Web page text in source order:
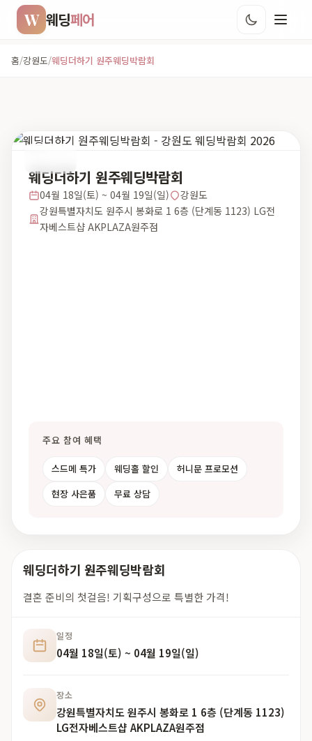
W 웨딩페어
홈/강원도/웨딩더하기 원주웨딩박람회
웨딩더하기 원주웨딩박람회
04월 18일(토) ~ 04월 19일(일)
강원도
강원특별자치도 원주시 봉화로 1 6층 (단계동 1123) LG전
자베스트샵 AKPLAZA원주점
주요 참여 혜택
스드메 특가 웨딩홀 할인
허니문 프로모션
현장 사은품
무료 상담
웨딩더하기 원주웨딩박람회
결혼 준비의 첫걸음! 기획구성으로 특별한 가격!
일정
04월 18일(토) ~ 04월 19일(일)
장소
강원특별자치도 원주시 봉화로 1 6층 (단계동 1123)
LG전자베스트샵 AKPLAZA원주점